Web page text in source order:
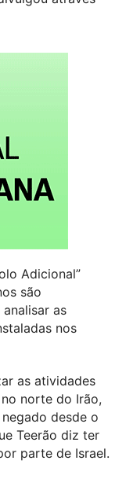
Adicional”
são
as
nos
as atividades
norte do Irão,
desde o
Teerão diz ter
parte de Israel.